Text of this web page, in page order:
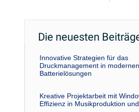
Die neuesten
Innovative Strategien für das
Druckmanagement in modernen
Batterielösungen
Kreative Projektarbeit mit
Effizienz in Musikproduktion